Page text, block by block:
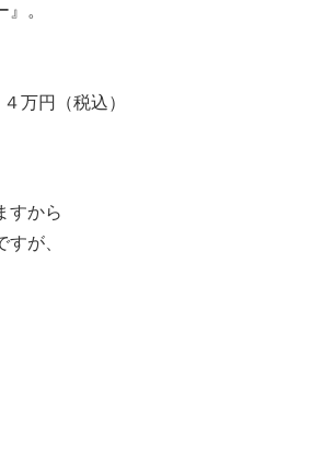
。
万円（税込）
すから
が、